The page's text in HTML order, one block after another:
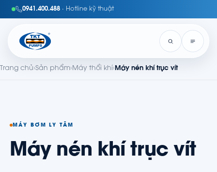
0941.400.488 · Hotline kỹ thuật
Trang chủ›Sản phẩm›Máy thổi khí›Máy nén khí trục vít
MÁY BƠM LY TÂM
Máy nén khí trục vít